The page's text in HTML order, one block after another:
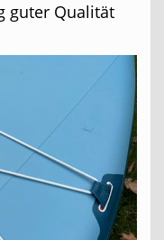
guter Qualität